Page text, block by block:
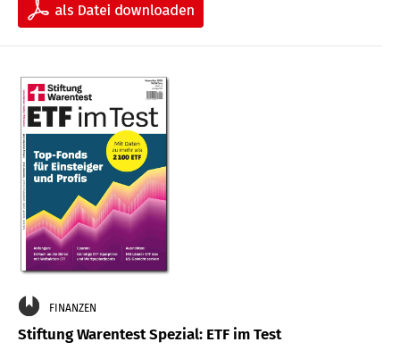
FINANZEN
Stiftung Warentest Spezial: ETF im Test